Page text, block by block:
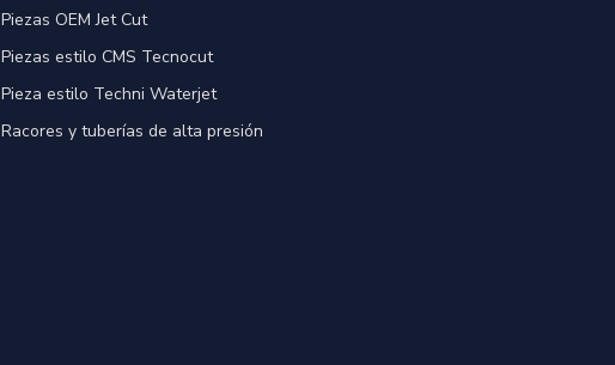
Piezas OEM Jet Cut
Piezas estilo CMS Tecnocut
Pieza estilo Techni Waterjet
Racores y tuberías de alta presión